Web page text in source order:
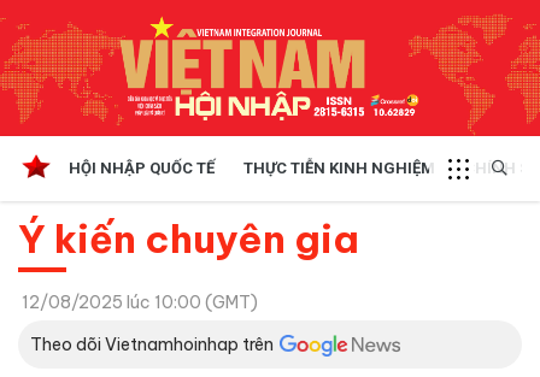
HỘI NHẬP QUỐC TẾ THỰC TIỄN KINH NGHIỆM CHÍNH
Ý kiến chuyên gia
12/08/2025 lúc 10:00 (GMT)
Theo dõi Vietnamhoinhap trên